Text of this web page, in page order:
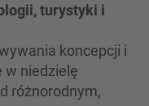
turystyki i
koncepcji i
w niedzielę
różnorodnym,